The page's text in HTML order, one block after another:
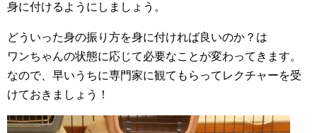
身に付けるようにしましょう。
どういった身の振り方を身に付ければ良いのか？は
ワンちゃんの状態に応じて必要なことが変わってきます。
なので、早いうちに専門家に観てもらってレクチャーを受
けておきましょう！